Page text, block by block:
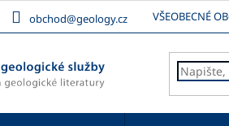
obchod@geology.cz VŠEOBECNÉ